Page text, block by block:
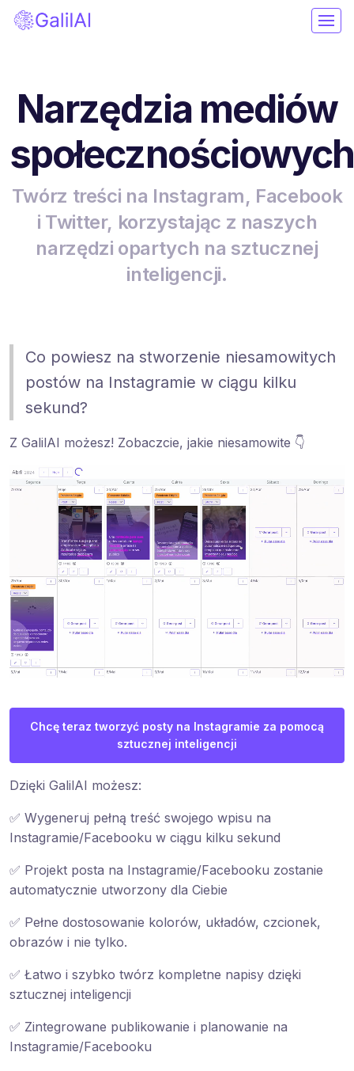
Narzędzia mediów
społecznościowych
Twórz treści na Instagram, Facebook
i Twitter, korzystając z naszych
narzędzi opartych na sztucznej
inteligencji.
Co powiesz na stworzenie niesamowitych
postów na Instagramie w ciągu kilku
sekund?
Z GalilAI możesz! Zobaczcie, jakie niesamowite 👇
Chcę teraz tworzyć posty na Instagramie za pomocą
sztucznej inteligencji
Dzięki GalilAI możesz:
✅ Wygeneruj pełną treść swojego wpisu na
Instagramie/Facebooku w ciągu kilku sekund
✅ Projekt posta na Instagramie/Facebooku zostanie
automatycznie utworzony dla Ciebie
✅ Pełne dostosowanie kolorów, układów, czcionek,
obrazów i nie tylko.
✅ Łatwo i szybko twórz kompletne napisy dzięki
sztucznej inteligencji
✅ Zintegrowane publikowanie i planowanie na
Instagramie/Facebooku